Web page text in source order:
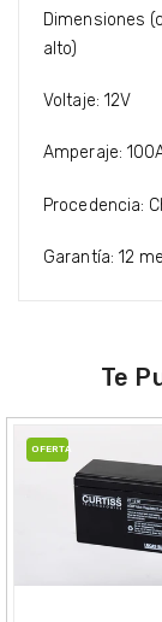
Dimensiones
alto)
Voltaje: 12V
Amperaje:
Procedencia:
Garantía: 12
Te
OFERTA